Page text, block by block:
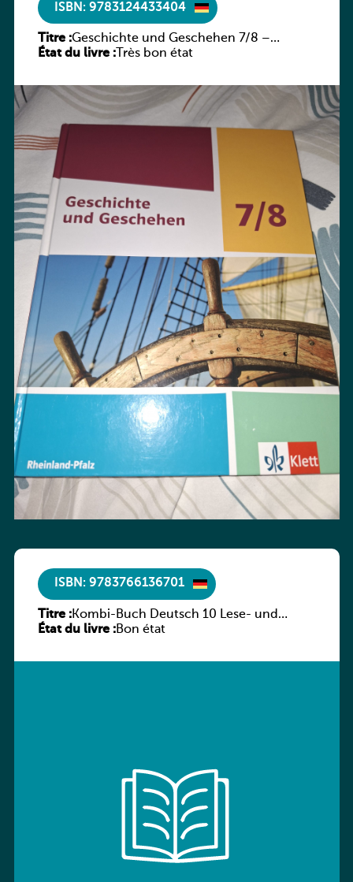
ISBN: 9783124433404
Titre :Geschichte und Geschehen 7/8 –
Rheinland-Pfalz
État du livre :Très bon état
ISBN: 9783766136701
Titre :Kombi-Buch Deutsch 10 Lese- und
Sprachbuch
État du livre :Bon état